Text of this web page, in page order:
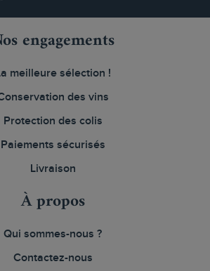
engagements
meilleure sélection !
des vins
Protection des colis
Paiements sécurisés
Livraison
À propos
Qui sommes-nous ?
Contactez-nous